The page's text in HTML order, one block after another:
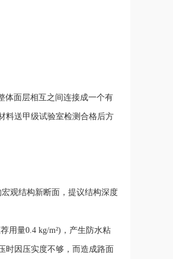
体面层相互之间连接成一个有
料送甲级试验室检测合格后方
观结构新断面，提议结构深度
用量0.4 kg/m²)，产生防水粘
时因压实度不够，而造成路面